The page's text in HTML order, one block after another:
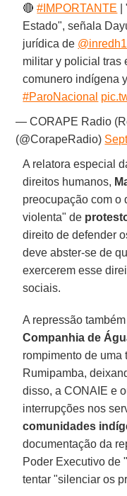
🔴#IMPORTANTE
Estado", señala
jurídica de @inredh1
militar y policial tras
comunero indígena
#ParoNacional
— CORAPE Radio
(@CorapeRadio)
A relatora especial
direitos humanos,
preocupação com o
violenta" de
direito de defender
deve abster-se de
exercerem esse
sociais.
A repressão
Companhia de
rompimento de uma
Rumipamba,
disso, a CONAIE e
interrupções nos
comunidades
documentação da
Poder Executivo de
tentar "silenciar os